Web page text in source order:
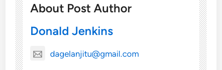
About Post Author
Donald Jenkins
dagelanjitu@gmail.com